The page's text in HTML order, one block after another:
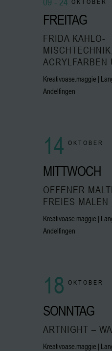
OKTOBER
FREITAG
FRIDA KAHLO-
MISCHTECHNIK,
ACRYLFARBEN
Kreativoase.maggie |
Andelfingen
14 OKTOBER
MITTWOCH
OFFENER
FREIES MALEN
Kreativoase.maggie |
Andelfingen
18 OKTOBER
SONNTAG
ARTNIGHT –
Kreativoase.maggie |